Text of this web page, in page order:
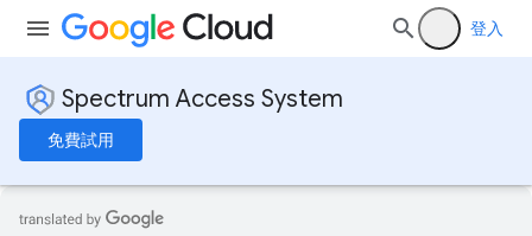
登入
Spectrum Access System
免費試用